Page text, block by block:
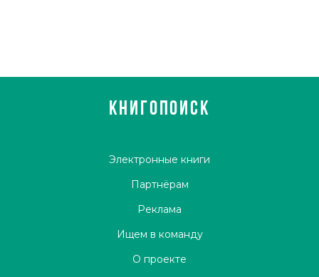
КНИГОПОИСК
Электронные книги
Партнёрам
Реклама
Ищем в команду
О проекте